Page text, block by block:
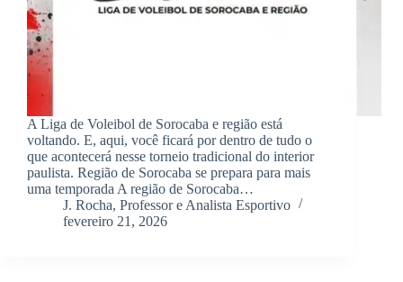
A Liga de Voleibol de Sorocaba e região está
voltando. E, aqui, você ficará por dentro de tudo o
que acontecerá nesse torneio tradicional do interior
paulista. Região de Sorocaba se prepara para mais
uma temporada A região de Sorocaba…
J. Rocha, Professor e Analista Esportivo
fevereiro 21, 2026